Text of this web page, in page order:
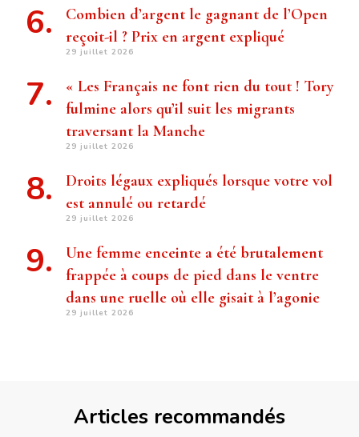
Combien d’argent le gagnant de l’Open
reçoit-il ? Prix ​​en argent expliqué
29 juillet 2026
« Les Français ne font rien du tout ! Tory
fulmine alors qu’il suit les migrants
traversant la Manche
29 juillet 2026
Droits légaux expliqués lorsque votre vol
est annulé ou retardé
29 juillet 2026
Une femme enceinte a été brutalement
frappée à coups de pied dans le ventre
dans une ruelle où elle gisait à l’agonie
29 juillet 2026
Articles recommandés